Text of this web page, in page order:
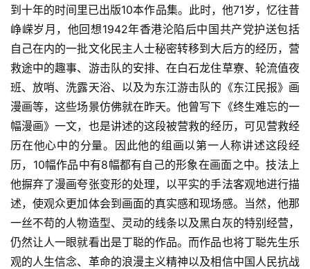
的
繁
體
字
一
百
例
到十年的时间里已出版10本作品集。此时，他71岁，忆往昔
峥嵘岁月，他回想1942年香港沦陷后中国共产党护送包括
自己在内的一批文化民主人士秘密转移到大后方的经历，营
救途中的趣事、游击队的安排、在白石龙住草寮、轮流值夜
班、放哨、洗露天浴、以及为东江游击队的《东江民报》画
漫画等，这些场景仿佛就在昨天。他曾写下《终生难忘的一
幅漫画》一文，也是讲述的这段被营救的经历，可见营救经
历在他心中的分量。因此他的组画以第一人称讲述这段经
历，10幅作品中有8幅都有自己的形象在画面之中。技法上
他摒弃了漫画夸张变形的处理，以平实的手法客观地进行描
述，使观众更加体会到画面的真实感和现场感。当然，他那
一丝不苟的人物造型、灵动的线条以及黑白灰的特别经营，
仍然让人一眼就看出是丁聪的作品。而作品也将丁聪先生乐
观的人生信念、革命的浪漫主义精神以及相信中国人民抗战